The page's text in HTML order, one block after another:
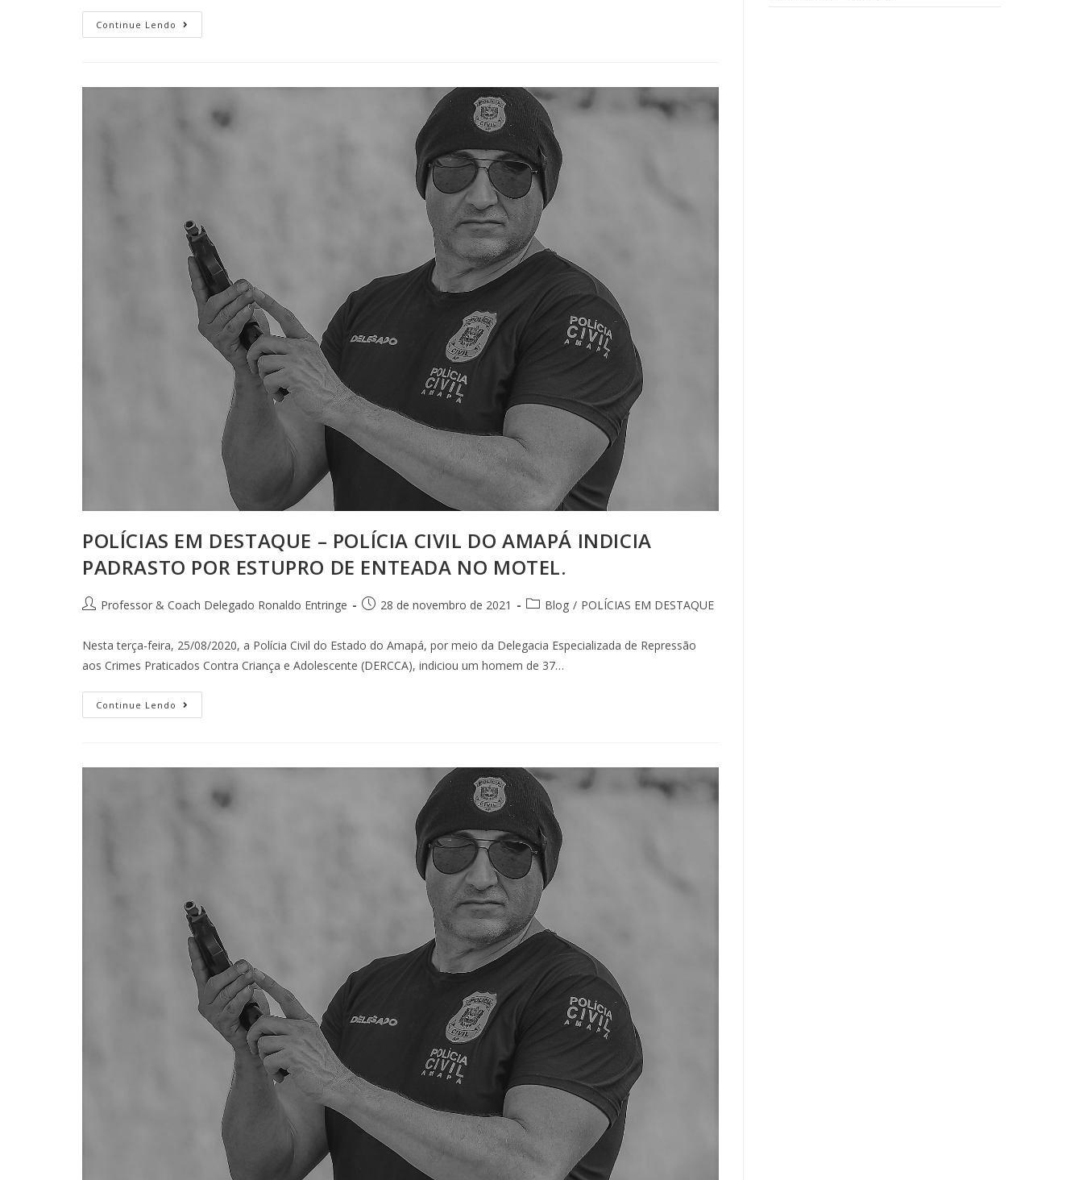
Continue Lendo
POLÍCIAS EM DESTAQUE – POLÍCIA CIVIL DO AMAPÁ INDICIA
PADRASTO POR ESTUPRO DE ENTEADA NO MOTEL.
Professor & Coach Delegado Ronaldo Entringe 28 de novembro de 2021 Blog / POLÍCIAS EM DESTAQUE
Nesta terça-feira, 25/08/2020, a Polícia Civil do Estado do Amapá, por meio da Delegacia Especializada de Repressão
aos Crimes Praticados Contra Criança e Adolescente (DERCCA), indiciou um homem de 37…
Continue Lendo